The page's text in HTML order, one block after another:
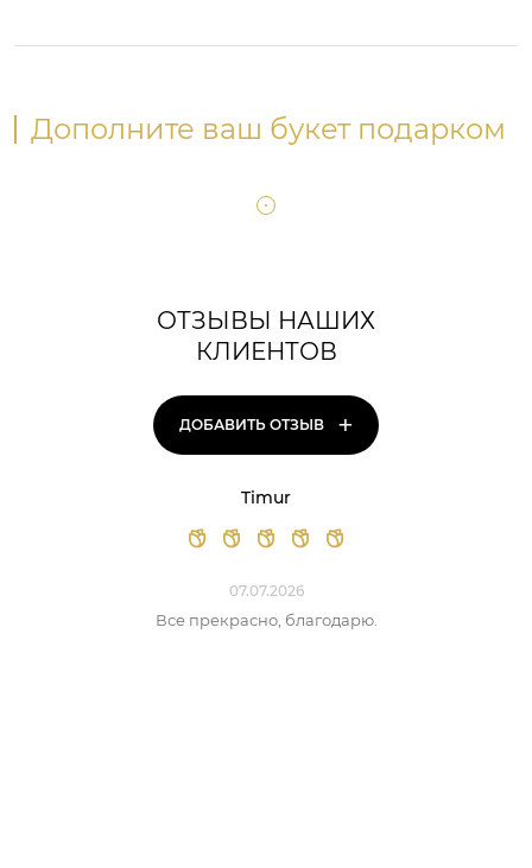
Дополните ваш букет подарком
ОТЗЫВЫ НАШИХ
КЛИЕНТОВ
ДОБАВИТЬ ОТЗЫВ +
Timur
07.07.2026
Все прекрасно, благодарю.